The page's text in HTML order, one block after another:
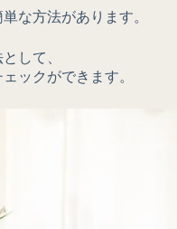
な方法があります。
して、
ックができます。